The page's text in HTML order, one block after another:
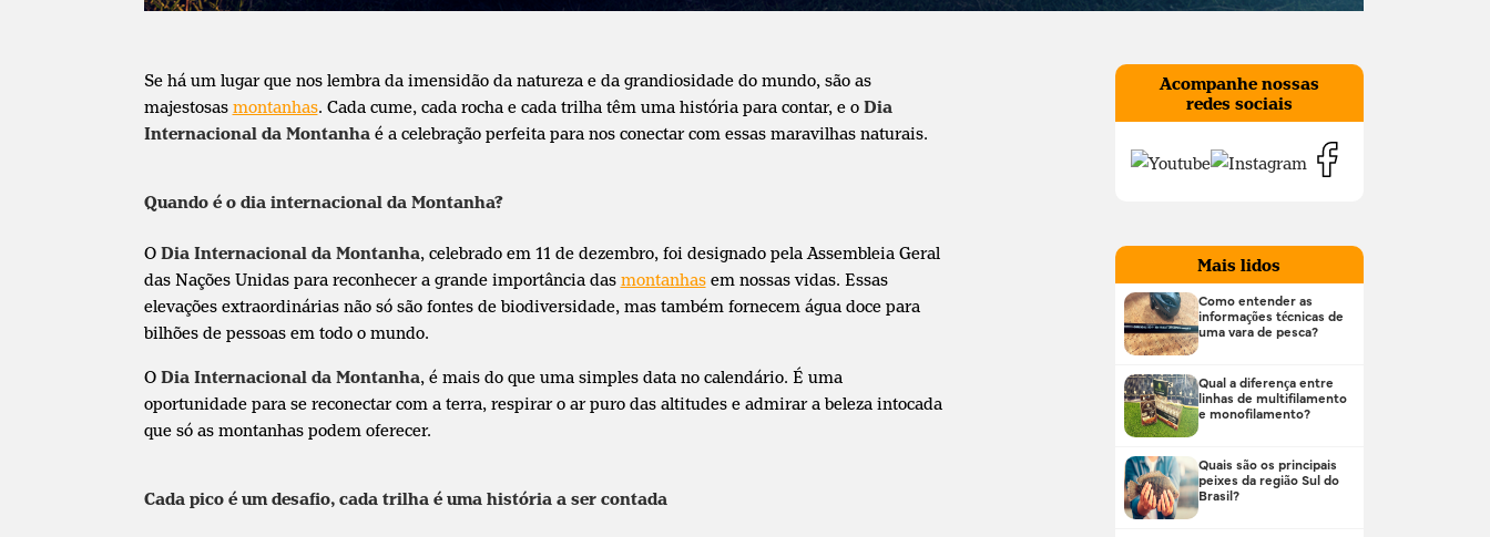
Se há um lugar que nos lembra da imensidão da natureza e da grandiosidade do mundo, são as
majestosas montanhas. Cada cume, cada rocha e cada trilha têm uma história para contar, e o Dia
Internacional da Montanha é a celebração perfeita para nos conectar com essas maravilhas naturais.
Quando é o dia internacional da Montanha?
O Dia Internacional da Montanha, celebrado em 11 de dezembro, foi designado pela Assembleia Geral
das Nações Unidas para reconhecer a grande importância das montanhasem nossas vidas. Essas
elevações extraordinárias não só são fontes de biodiversidade, mas também fornecem água doce para
bilhões de pessoas em todo o mundo.
O Dia Internacional da Montanha, é mais do que uma simples data no calendário. É uma
oportunidade para se reconectar com a terra, respirar o ar puro das altitudes e admirar a beleza intocada
que só as montanhas podem oferecer.
Cada pico é um desafio, cada trilha é uma história a ser contada
Acompanhe nossas
redes sociais
Mais lidos
Como entender as
informações técnicas de
uma vara de pesca?
Qual a diferença entre
linhas de multifilamento
e monofilamento?
Quais são os principais
peixes da região Sul do
Brasil?